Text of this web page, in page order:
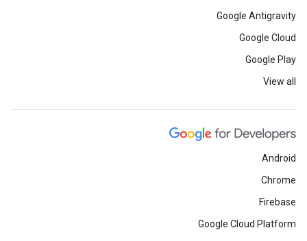
Google Antigravity
Google Cloud
Google Play
View all
Android
Chrome
Firebase
Google Cloud Platform